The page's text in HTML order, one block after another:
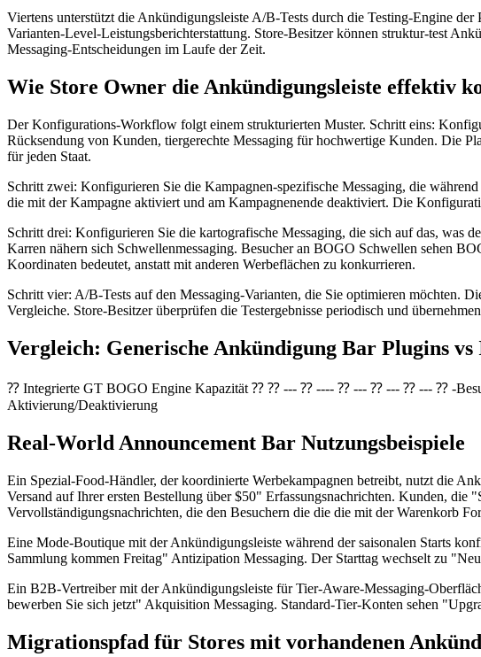
Viertens unterstützt die Ankündigungsleiste A/B-Tests durch die Testing-Engine
Varianten-Level-Leistungsberichterstattung. Store-Besitzer können struktur-test
Messaging-Entscheidungen im Laufe der Zeit.
Wie Store Owner die Ankündigungsleiste effektiv
Der Konfigurations-Workflow folgt einem strukturierten Muster. Schritt eins:
Rücksendung von Kunden, tiergerechte Messaging für hochwertige Kunden. Die
für jeden Staat.
Schritt zwei: Konfigurieren Sie die Kampagnen-spezifische Messaging, die
die mit der Kampagne aktiviert und am Kampagnenende deaktiviert. Die
Schritt drei: Konfigurieren Sie die kartografische Messaging, die sich auf das, was
Karren nähern sich Schwellenmessaging. Besucher an BOGO Schwellen sehen
Koordinaten bedeutet, anstatt mit anderen Werbeflächen zu konkurrieren.
Schritt vier: A/B-Tests auf den Messaging-Varianten, die Sie optimieren möchten.
Vergleiche. Store-Besitzer überprüfen die Testergebnisse periodisch und
Vergleich: Generische Ankündigung Bar Plugins
⁇ Integrierte GT BOGO Engine Kapazität ⁇ ⁇ --- ⁇ ---- ⁇ --- ⁇ --- ⁇ --- ⁇ -
Aktivierung/Deaktivierung
Real-World Announcement Bar Nutzungsbeispiele
Ein Spezial-Food-Händler, der koordinierte Werbekampagnen betreibt, nutzt die
Versand auf Ihrer ersten Bestellung über $50" Erfassungsnachrichten. Kunden,
Vervollständigungsnachrichten, die den Besuchern die die die mit der Warenkorb
Eine Mode-Boutique mit der Ankündigungsleiste während der saisonalen Starts
Sammlung kommen Freitag" Antizipation Messaging. Der Starttag wechselt zu
Ein B2B-Vertreiber mit der Ankündigungsleiste für Tier-Aware-Messaging-
bewerben Sie sich jetzt" Akquisition Messaging. Standard-Tier-Konten sehen
Migrationspfad für Stores mit vorhandenen